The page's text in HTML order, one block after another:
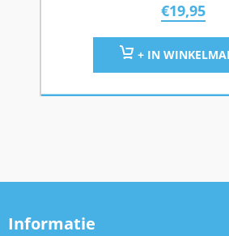
€19,95
+ IN
Informatie